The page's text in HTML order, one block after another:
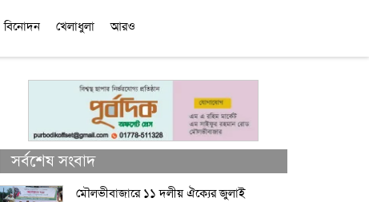
বিনোদন খেলাধুলা আরও
সর্বশেষ সংবাদ
মৌলভীবাজারে ১১ দলীয় ঐক্যের জুলাই